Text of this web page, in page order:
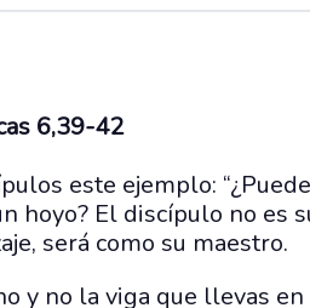
6,39-42
este ejemplo:
hoyo? El discípulo no es
será como su maestro.
y no la viga que llevas en